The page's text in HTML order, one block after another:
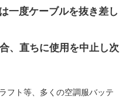
一度ケーブルを抜き差し
、直ちに使用を中止し次
フト等、多くの空調服バッテ